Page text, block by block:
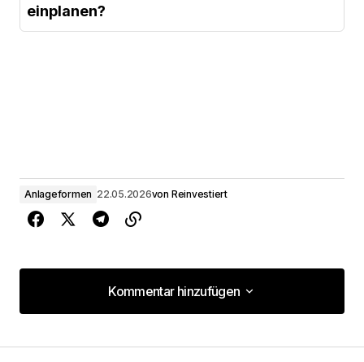
einplanen?
Anlageformen 22.05.2026von Reinvestiert
Kommentar hinzufügen
Kommentar hinzufügen